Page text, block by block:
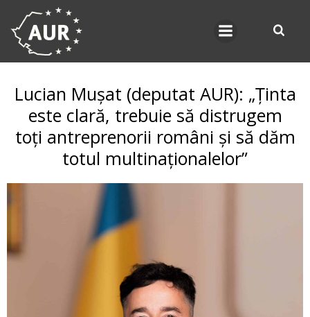
Lucian Mușat (deputat AUR): „Ținta
este clară, trebuie să distrugem
toți antreprenorii români și să dăm
totul multinaționalelor”